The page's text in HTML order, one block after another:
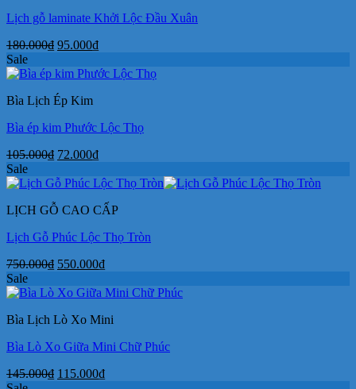
Lịch gỗ laminate Khởi Lộc Đầu Xuân
180.000₫ Giá
là:
95.000₫Giá
tại
Sale
Bìa Lịch Ép Kim
Bìa ép kim Phước Lộc Thọ
105.000₫ Giá
là:
72.000₫Giá
tại
72.000₫.
Sale
LỊCH GỖ CAO CẤP
Lịch Gỗ Phúc Lộc Thọ Tròn
750.000₫ Giá
là:
550.000₫Giá
tại
550.000₫.
Sale
Bìa Lịch Lò Xo Mini
Bìa Lò Xo Giữa Mini Chữ Phúc
145.000₫ Giá
115.000₫Giá